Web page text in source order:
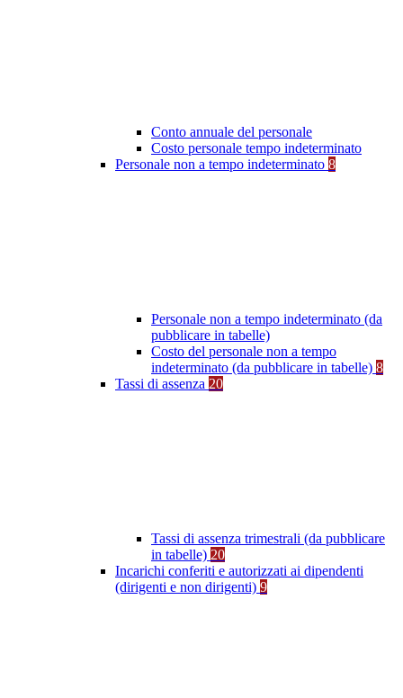
Conto annuale del personale
Costo personale tempo indeterminato
Personale non a tempo indeterminato 8
Personale non a tempo indeterminato (da
pubblicare in tabelle)
Costo del personale non a tempo
indeterminato (da pubblicare in tabelle) 8
Tassi di assenza 20
Tassi di assenza trimestrali (da pubblicare
in tabelle) 20
Incarichi conferiti e autorizzati ai dipendenti
(dirigenti e non dirigenti) 9